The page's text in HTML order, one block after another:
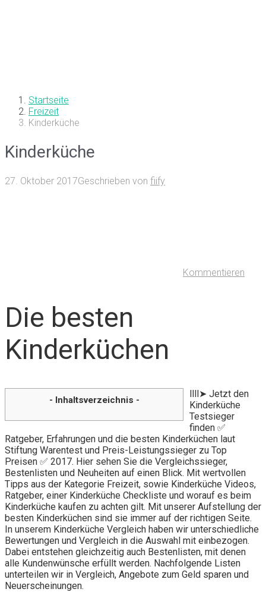
Startseite
Freizeit
Kinderküche
Kinderküche
27. Oktober 2017Geschrieben von fiify
Kommentieren
Die besten
Kinderküchen
- Inhaltsverzeichnis -
llll➤ Jetzt den
Kinderküche
Testsieger
finden ✅
Ratgeber, Erfahrungen und die besten Kinderküchen laut
Stiftung Warentest und Preis-Leistungssieger zu Top
Preisen ✅ 2017. Hier sehen Sie die Vergleichssieger,
Bestenlisten und Neuheiten auf einen Blick. Mit wertvollen
Tipps aus der Kategorie Freizeit, sowie Kinderküche Videos,
Ratgeber, einer Kinderküche Checkliste und worauf es beim
Kinderküche kaufen zu achten gilt. Mit unserer Aufstellung der
besten Kinderküchen sind sie immer auf der richtigen Seite.
In unserem Kinderküche Vergleich haben wir unterschiedliche
Bewertungen und Vergleich in die Auswahl mit einbezogen.
Dabei entstehen gleichzeitig auch Bestenlisten, mit denen
alle Kundenwünsche erfüllt werden. Nachfolgende Listen
unterteilen wir in Vergleich, Angebote zum Geld sparen und
Neuerscheinungen.